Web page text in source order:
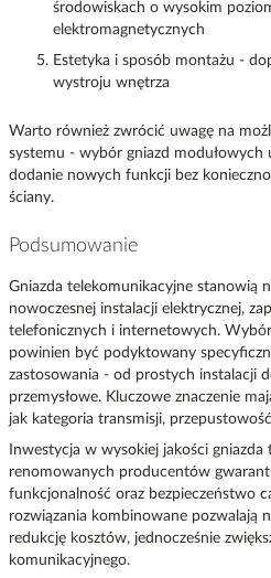
środowiskach o wysokim
elektromagnetycznych
Estetyka i sposób montażu -
wystroju wnętrza
Warto również zwrócić uwagę na
systemu - wybór gniazd modułowych
dodanie nowych funkcji bez
ściany.
Podsumowanie
Gniazda telekomunikacyjne stanowią
nowoczesnej instalacji elektrycznej,
telefonicznych i internetowych.
powinien być podyktowany
zastosowania - od prostych instalacji
przemysłowe. Kluczowe znaczenie
jak kategoria transmisji,
Inwestycja w wysokiej jakości
renomowanych producentów
funkcjonalność oraz bezpieczeństwo
rozwiązania kombinowane pozwalają
redukcję kosztów, jednocześnie
komunikacyjnego.